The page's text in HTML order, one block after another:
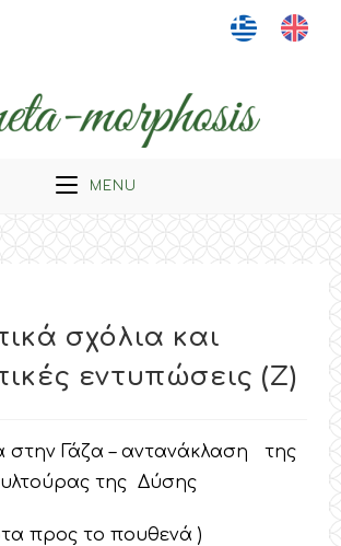
MENU
σχόλια και
εντυπώσεις (Ζ)
στην Γάζα – αντανάκλαση της
της Δύσης
προς το πουθενά )